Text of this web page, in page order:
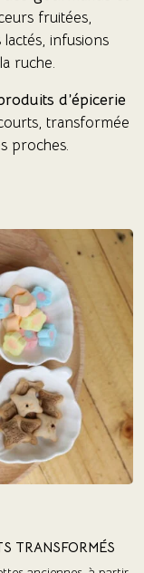
fruitées,
infusions
ruche.
d’épicerie
transformée
proches.
TRANSFORMÉS